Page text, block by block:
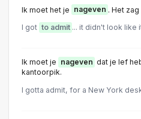
Ik moet het je nageven . Het
I got to admit ... it didn't look like
Ik moet je nageven dat je lef
kantoorpik.
I gotta admit, for a New York